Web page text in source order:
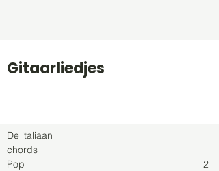
Gitaarliedjes
De italiaan
chords
Pop
2